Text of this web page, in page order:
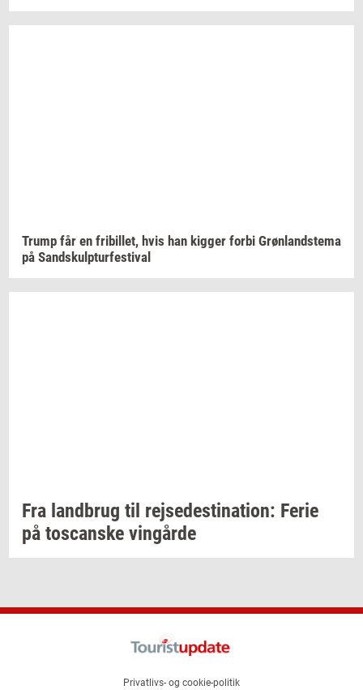
Trump får en fri­bil­let, hvis han kig­ger forbi Grøn­landste­ma
på Sand­skul­p­tur­festi­val
Fra land­brug til rej­se­desti­na­tion: Ferie
på toscan­ske vin­går­de
Privatlivs- og cookie-politik